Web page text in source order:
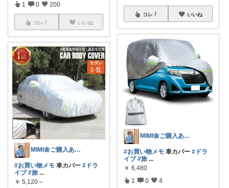
1 0 200
コレ いいね
MIMI🌼ご購入ありがとうございます。
#お買い物メモ 車カバー #ドラ
イブ #旅 ...
￥ 5,120～
コレ いいね
MIMI🌼ご購入ありがとうございます。
#お買い物メモ 車カバー #ドラ
イブ #旅 ...
￥ 6,480
1 0 4